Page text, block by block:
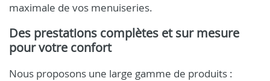
maximale de vos menuiseries.
Des prestations complètes et sur mesure
pour votre confort
Nous proposons une large gamme de produits :